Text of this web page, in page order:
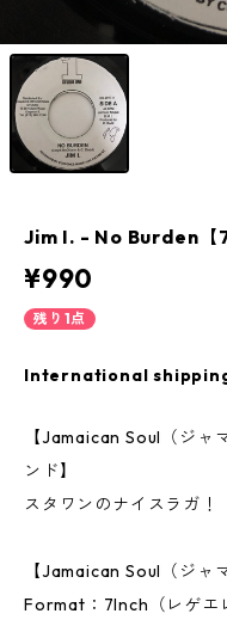
Jim I. - No Burden【
¥990
残り1点
International
【Jamaican Soul（ジャ
ンド】
スタワンのナイスラガ！
【Jamaican Soul（ジャ
Format：7Inch（レゲエ